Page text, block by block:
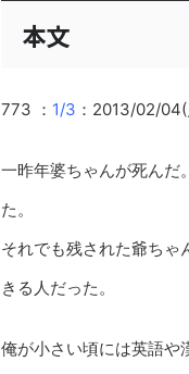
本文
773 ： 1/3 ：2013/02/
一昨年婆ちゃんが死んだ
た。
それでも残された爺ち
きる人だった。
俺が小さい頃には英語や